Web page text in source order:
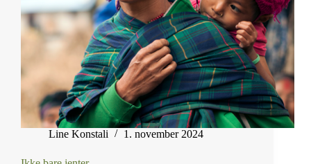
Line Konstali 1. november 2024